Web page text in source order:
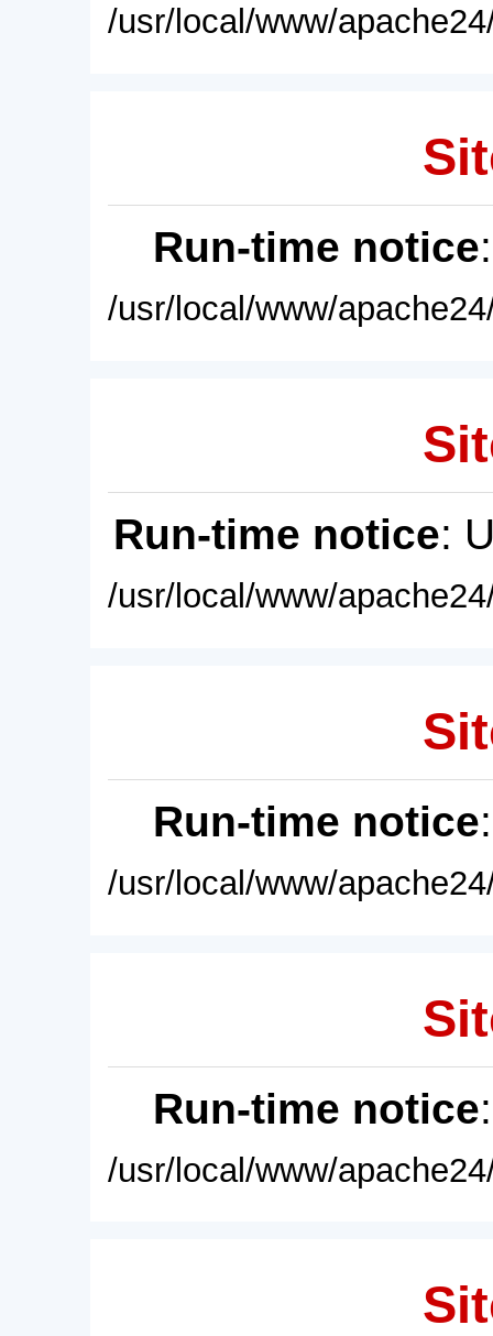
/usr/local/www/
Run-time notice
/usr/local/www/
Run-time notice:
/usr/local/www/
Run-time notice
/usr/local/www/
Run-time notice
/usr/local/www/